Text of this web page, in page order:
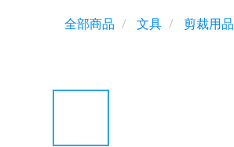
全部商品 文具 剪裁用品